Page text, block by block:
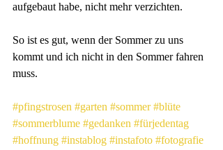
aufgebaut habe, nicht mehr verzichten.
So ist es gut, wenn der Sommer zu uns
kommt und ich nicht in den Sommer fahren
muss.
#pfingstrosen #garten #sommer #blüte
#sommerblume #gedanken #fürjedentag
#hoffnung #instablog #instafoto #fotografie